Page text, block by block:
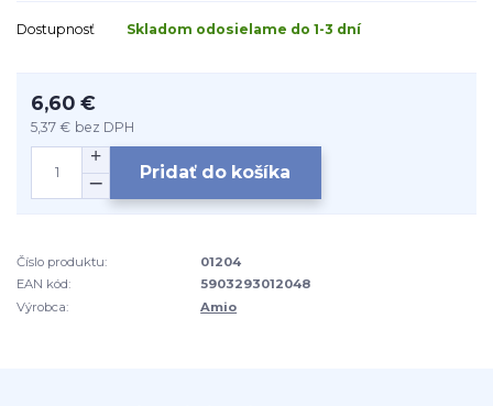
Dostupnosť Skladom odosielame do 1-3 dní
6,60 €
5,37 € bez DPH
Pridať do košíka
Číslo produktu:
01204
EAN kód:
5903293012048
Výrobca:
Amio